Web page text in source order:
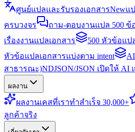
ศูนย์แปลและรับรองเอกสารNewแ
ครบวงจร
ถาม-ตอบงานแปล 500 ข้
เรื่องงานแปลเอกสาร
500 หัวข้อแป
หัวข้อแปลเอกสารแบ่งตาม intent
สาธารณะ)NDJSON/JSON เปิดให้
ผลงาน
ผลงานเคสที่เราทำสำเร็จ 30,000+
ลูกค้าจริง